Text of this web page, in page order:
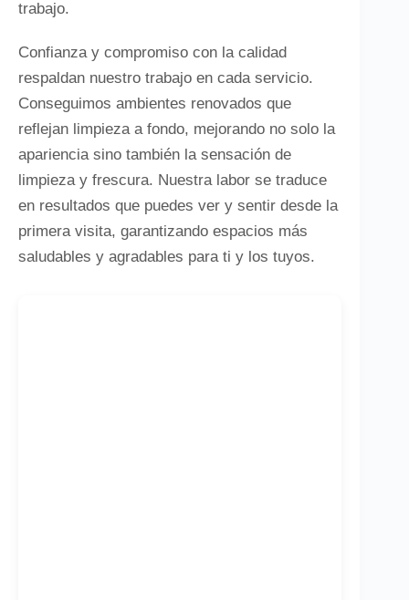
trabajo.
Confianza y compromiso con la calidad
respaldan nuestro trabajo en cada servicio.
Conseguimos ambientes renovados que
reflejan limpieza a fondo, mejorando no solo la
apariencia sino también la sensación de
limpieza y frescura. Nuestra labor se traduce
en resultados que puedes ver y sentir desde la
primera visita, garantizando espacios más
saludables y agradables para ti y los tuyos.